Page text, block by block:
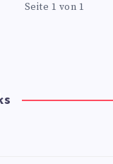
Seite 1 von 1